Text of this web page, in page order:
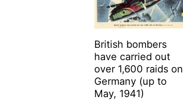
British bombers
have carried out
over 1,600 raids on
Germany (up to
May, 1941)